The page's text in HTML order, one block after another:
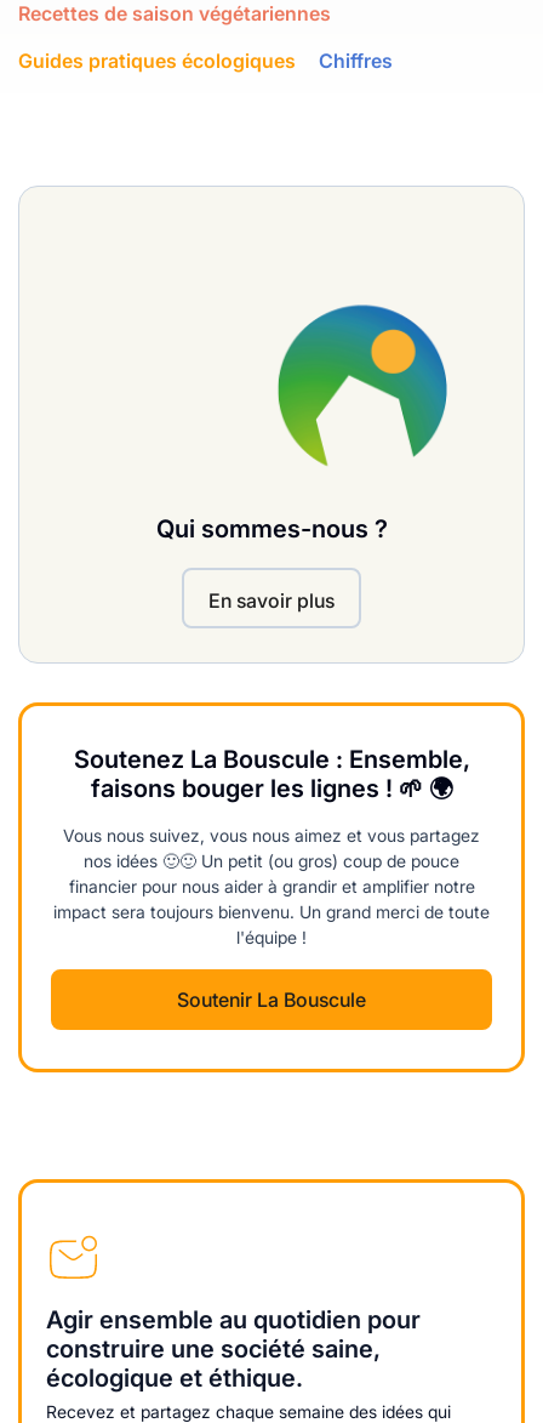
Recettes de saison végétariennes
Guides pratiques écologiques
Chiffres
Qui sommes-nous ?
En savoir plus
Soutenez La Bouscule : Ensemble,
faisons bouger les lignes ! 🌱 🌍
Vous nous suivez, vous nous aimez et vous partagez
nos idées 🙂🙂 Un petit (ou gros) coup de pouce
financier pour nous aider à grandir et amplifier notre
impact sera toujours bienvenu. Un grand merci de toute
l'équipe !
Soutenir La Bouscule
Agir ensemble au quotidien pour
construire une société saine,
écologique et éthique.
Recevez et partagez chaque semaine des idées qui